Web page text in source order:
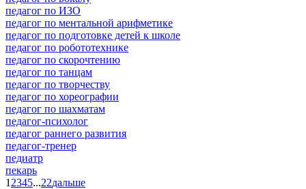
педагог по ИЗО
педагог по ментальной арифметике
педагог по подготовке детей к школе
педагог по робототехнике
педагог по скорочтению
педагог по танцам
педагог по творчеству
педагог по хореографии
педагог по шахматам
педагог-психолог
педагог раннего развития
педагог-тренер
педиатр
пекарь
1 2345...22дальше